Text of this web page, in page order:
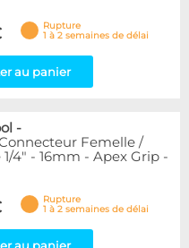
Rupture
1 à 2 semaines de délai
au panier
-
Femelle /
4" - 16mm - Apex Grip -
Rupture
1 à 2 semaines de délai